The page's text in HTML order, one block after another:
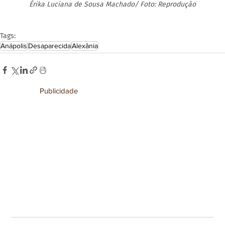
Érika Luciana de Sousa Machado/ Foto: Reprodução
Tags:
Anápolis DesaparecidaAlexânia
Publicidade